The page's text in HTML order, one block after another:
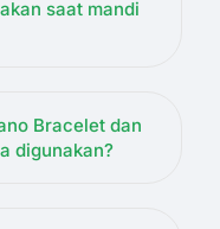
saat mandi
Bracelet dan
digunakan?